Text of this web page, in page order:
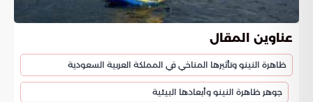
عناوين المقال
ظاهرة النينو وتأثيرها المناخي في المملكة العربية السعودية
جوهر ظاهرة النينو وأبعادها البيئية